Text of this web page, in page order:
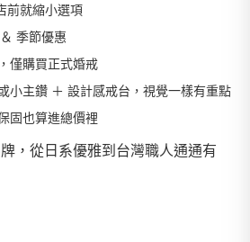
前就縮小選項
季節優惠
僅購買正式婚戒
小主鑽 ＋ 設計感戒台，視覺一樣有重點
固也算進總價裡
，從日系優雅到台灣職人通通有